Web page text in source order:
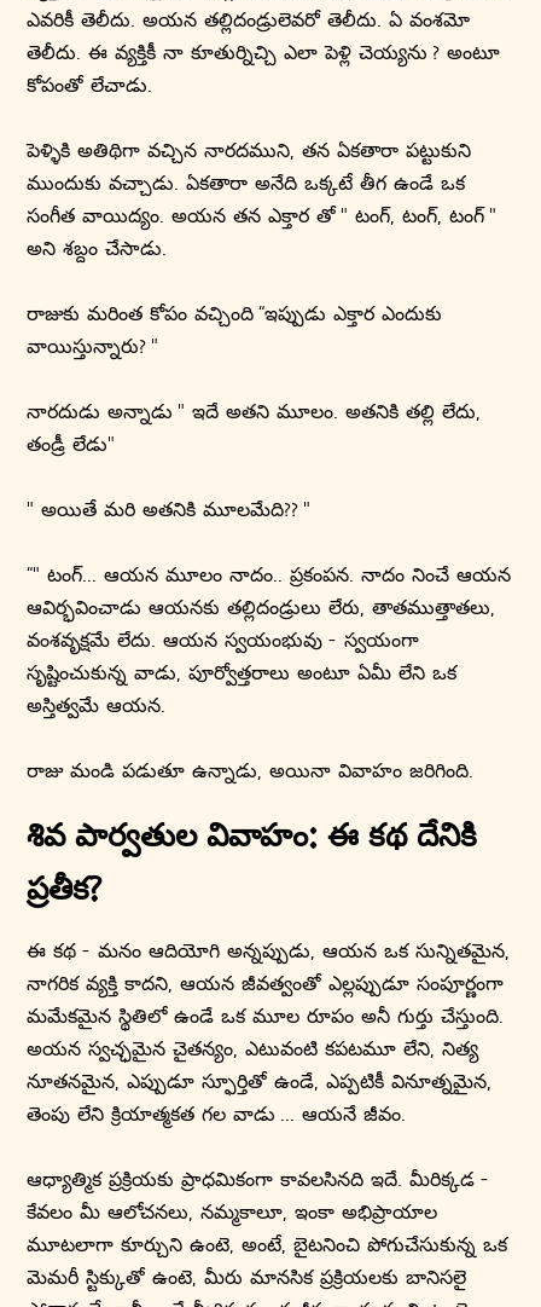
ఎవరికీ తెలీదు. అయన తల్లిదండ్రులెవరో తెలీదు. ఏ వంశమో
తెలీదు. ఈ వ్యక్తికీ నా కూతుర్నిచ్చి ఎలా పెళ్లి చెయ్యను ? అంటూ
కోపంతో లేచాడు.
పెళ్ళికి అతిథిగా వచ్చిన నారదముని, తన ఏకతారా పట్టుకుని
ముందుకు వచ్చాడు. ఏకతారా అనేది ఒక్కటే తీగ ఉండే ఒక
సంగీత వాయిద్యం. అయన తన ఎక్తార తో " టంగ్, టంగ్, టంగ్ "
అని శబ్దం చేసాడు.
రాజుకు మరింత కోపం వచ్చింది “ఇప్పుడు ఎక్తార ఎందుకు
వాయిస్తున్నారు? "
నారదుడు అన్నాడు " ఇదే అతని మూలం. అతనికి తల్లి లేదు,
తండ్రీ లేడు"
" అయితే మరి అతనికి మూలమేది?? "
“" టంగ్... ఆయన మూలం నాదం.. ప్రకంపన. నాదం నించే ఆయన
ఆవిర్భవించాడు ఆయనకు తల్లిదండ్రులు లేరు, తాతముత్తాతలు,
వంశవృక్షమే లేదు. ఆయన స్వయంభువు - స్వయంగా
సృష్టించుకున్న వాడు, పూర్వోత్తరాలు అంటూ ఏమీ లేని ఒక
అస్తిత్వమే ఆయన.
రాజు మండి పడుతూ ఉన్నాడు, అయినా వివాహం జరిగింది.
శివ పార్వతుల వివాహం: ఈ కథ దేనికి
ప్రతీక?
ఈ కథ - మనం ఆదియోగి అన్నప్పుడు, ఆయన ఒక సున్నితమైన,
నాగరిక వ్యక్తి కాదని, ఆయన జీవత్వంతో ఎల్లప్పుడూ సంపూర్ణంగా
మమేకమైన స్థితిలో ఉండే ఒక మూల రూపం అనీ గుర్తు చేస్తుంది.
అయన స్వచ్ఛమైన చైతన్యం, ఎటువంటి కపటమూ లేని, నిత్య
నూతనమైన, ఎప్పుడూ స్ఫూర్తితో ఉండే, ఎప్పటికీ వినూత్నమైన,
తెంపు లేని క్రియాత్మకత గల వాడు ... ఆయనే జీవం.
ఆధ్యాత్మిక ప్రక్రియకు ప్రాధమికంగా కావలసినది ఇదే. మీరిక్కడ -
కేవలం మీ ఆలోచనలు, నమ్మకాలూ, ఇంకా అభిప్రాయాల
మూటలాగా కూర్చుని ఉంటె, అంటే, బైటనించి పోగుచేసుకున్న ఒక
మెమరీ స్టిక్కుతో ఉంటె, మీరు మానసిక ప్రక్రియలకు బానిసలై